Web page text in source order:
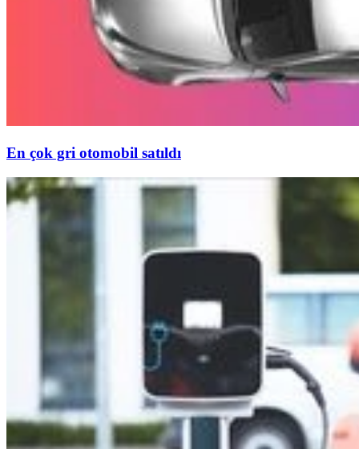
En çok gri otomobil satıldı